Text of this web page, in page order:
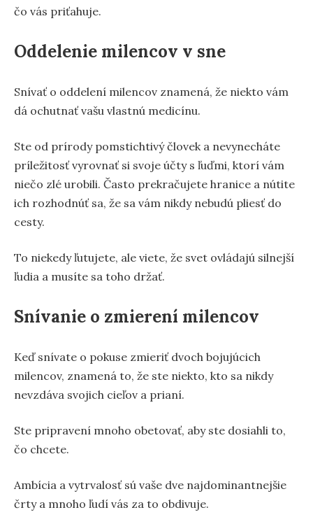
čo vás priťahuje.
Oddelenie milencov v sne
Snívať o oddelení milencov znamená, že niekto vám
dá ochutnať vašu vlastnú medicínu.
Ste od prírody pomstichtivý človek a nevynecháte
príležitosť vyrovnať si svoje účty s ľuďmi, ktorí vám
niečo zlé urobili. Často prekračujete hranice a nútite
ich rozhodnúť sa, že sa vám nikdy nebudú pliesť do
cesty.
To niekedy ľutujete, ale viete, že svet ovládajú silnejší
ľudia a musíte sa toho držať.
Snívanie o zmierení milencov
Keď snívate o pokuse zmieriť dvoch bojujúcich
milencov, znamená to, že ste niekto, kto sa nikdy
nevzdáva svojich cieľov a prianí.
Ste pripravení mnoho obetovať, aby ste dosiahli to,
čo chcete.
Ambícia a vytrvalosť sú vaše dve najdominantnejšie
črty a mnoho ľudí vás za to obdivuje.